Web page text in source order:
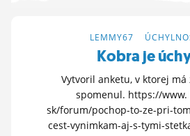
LEMMY67
Kobra je
Vytvoril anketu, v ktorej má
spomenul. https://www.
sk/forum/pochop-to-ze-pri-
cest-vynimkam-aj-s-tymi-